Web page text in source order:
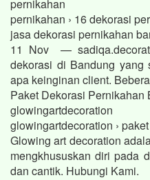
pernikahan
pernikahan › 16 dekorasi
jasa dekorasi pernikahan
11 Nov —
dekorasi di Bandung yang
apa keinginan client.
Paket Dekorasi Pernikahan
glowingartdecoration
glowingartdecoration ›
Glowing art decoration
mengkhususkan diri pada
dan cantik. Hubungi Kami.